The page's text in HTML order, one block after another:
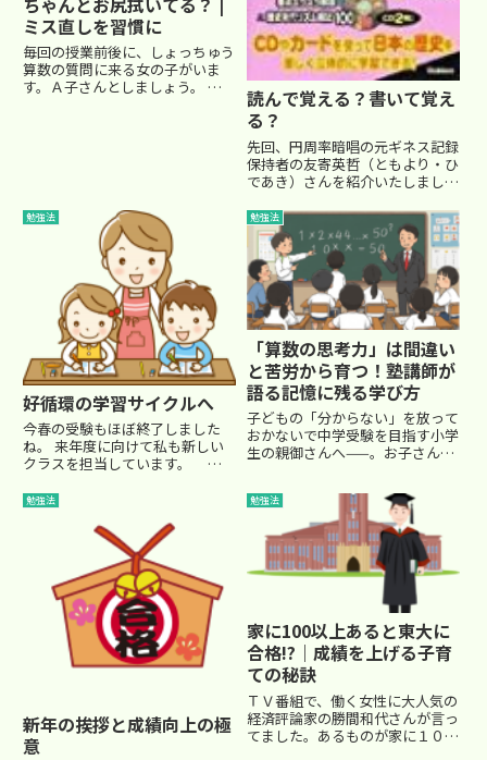
ミス直しを習慣に
毎回の授業前後に、しょっちゅう
算数の質問に来る女の子がいま
す。Ａ子さんとしましょう。
読んで覚える？書いて覚え
る？
先回、円周率暗唱の元ギネス記録
保持者の友寄英哲（ともより・ひ
であき）さんを紹介いたしました
先回の記事 ⇒ ■ 読んで覚える？
書いて覚える？私自身、覚えるの
はそんなに得意ではありません。
学生時代も英単語を覚え...
勉強法
好循環の学習サイクルへ
今春の受験もほぼ終了しました
ね。 来年度に向けて私も新しい
クラスを担当しています。 ■
た小６の基本クラスを見て、早速
が、できていない子がいる」とい
うこと。 たとえば、やって...
勉強法
「算数の思考力」は間違い
と苦労から育つ！塾講師が
語る記憶に残る学び方
子どもの「分からない」を放って
おかないで中学受験を目指す小学
生の親御さんへ——。お子さんが
をついた経験、ありませんか？こ
れは、放っておかずに向き合う大
事な瞬間です！今回は、算数の
授...
勉強法
新年の挨拶と成績向上の極
意
勉強法
家に100以上あると東大に
合格!?｜成績を上げる子育
ての秘訣
ＴＶ番組で、働く女性に大人気の
経済評論家の勝間和代さんが言っ
てました。あるものが家に１００